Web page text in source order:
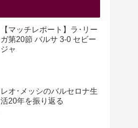
【マッチレポート】ラ･リー
ガ第20節 バルサ 3-0 セビー
ジャ
レオ･メッシのバルセロナ生
活20年を振り返る